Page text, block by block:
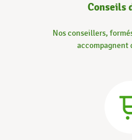
Conseils
Nos conseillers,
accompagnent